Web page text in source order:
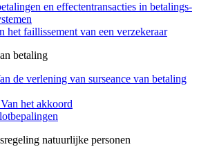
en effectentransacties in betalings-
het faillissement van een verzekeraar
betaling
de verlening van surseance van betaling
het akkoord
natuurlijke personen